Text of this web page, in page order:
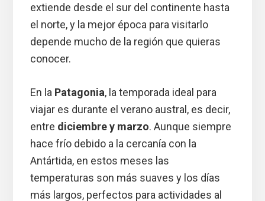
extiende desde el sur del continente hasta
el norte, y la mejor época para visitarlo
depende mucho de la región que quieras
conocer.
En la Patagonia, la temporada ideal para
viajar es durante el verano austral, es decir,
entre diciembre y marzo. Aunque siempre
hace frío debido a la cercanía con la
Antártida, en estos meses las
temperaturas son más suaves y los días
más largos, perfectos para actividades al